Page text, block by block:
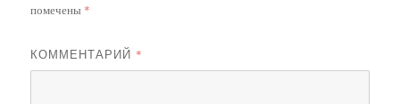
помечены *
КОММЕНТАРИЙ *